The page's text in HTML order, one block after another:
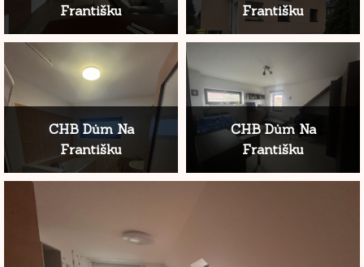
Františku
Františku
CHB Dům Na
Františku
CHB Dům Na
Františku